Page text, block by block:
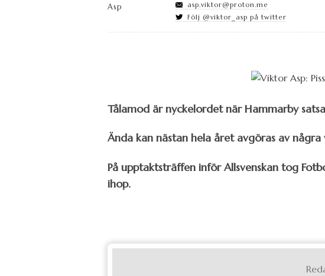
asp.viktor@proton.me
Följ @viktor_asp på twitter
Tålamod är nyckelordet när Hammarby
Ända kan nästan hela året avgöras av
På upptaktsträffen inför Allsvenskan tog
ihop.